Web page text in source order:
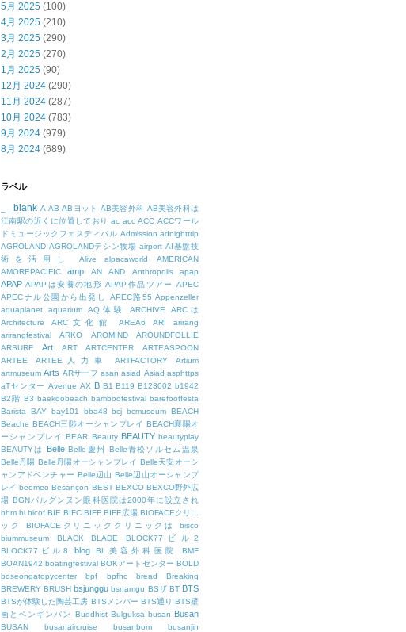
5月 2025 (100)
4月 2025 (210)
3月 2025 (290)
2月 2025 (270)
1月 2025 (90)
12月 2024 (290)
11月 2024 (287)
10月 2024 (783)
9月 2024 (979)
8月 2024 (689)
ラベル
_blank A AB ABヨット AB美容外科 AB美容外科は
江南駅の近くに位置しており ac acc ACC ACCワール
ドミュージックフェスティバル Admission adnighttrip
AGROLAND AGROLANDテシン牧場 airport AI基盤技
術を活用し
Alive alpacaworld
AMERICAN
AMOREPACIFIC
amp AN AND Anthropolis apap
APAP APAPは安養の地形 APAP作品ツアー
APEC
APECナル公園から出発し
APEC路55 Appenzeller
aquaplanet
aquarium AQ体験 ARCHIVE
ARCは
Architecture
ARC文化館 AREA6 ARI
arirang
arirangfestival
ARKO AROMIND
AROUNDFOLLIE
ARSURF
Art ART ARTCENTER
ARTEASPOON
ARTEE
ARTEE人力車 ARTFACTORY
Artium
artmuseum Arts ARサーフ asan asiad Asiad asphttps
aTセンター Avenue AX B B1 B119 B123002 b1942
B2階 B3 baekdobeach bamboofestival barefootfesta
Barista
BAY bay101 bba48 bcj bcmuseum BEACH
Beache BEACH三陟オーシャンプレイ BEACH襄陽オ
ーシャンプレイ
BEAR Beauty BEAUTY beautyplay
BEAUTYは
Belle Belle慶州
Belle青松ソルセム温泉
Belle丹陽 Belle丹陽オーシャンプレイ Belle天安オーシ
ャンアドベンチャー Belle辺山 Belle辺山オーシャンプ
レイ beomeo Besançon BEST BEXCO BEXCO野外広
場 BGNパルグンヌン眼科医院は2000年に設立され
bhm bi bicof BIE BIFC BIFF BIFF広場 BIOFACEクリニ
ック
BIOFACEクリニッククリニックは
bisco
biummuseum
BLACK BLADE
BLOCK77ビル2
BLOCK77ビル8
blog BL美容外科医院
BMF
BOAN1942 boatingfestival BOKアートセンター BOLD
boseongatopycenter
bpf bpfhc bread
Breaking
BREWERY BRUSH bsjunggu bsnamgu BSザ BT BTS
BTSが体験した陶芸工房 BTSメンバー BTS通り BTS壁
画とペンギンパン
Buddhist Bulguksa busan Busan
BUSAN busanaircruise busanbom
busanjin